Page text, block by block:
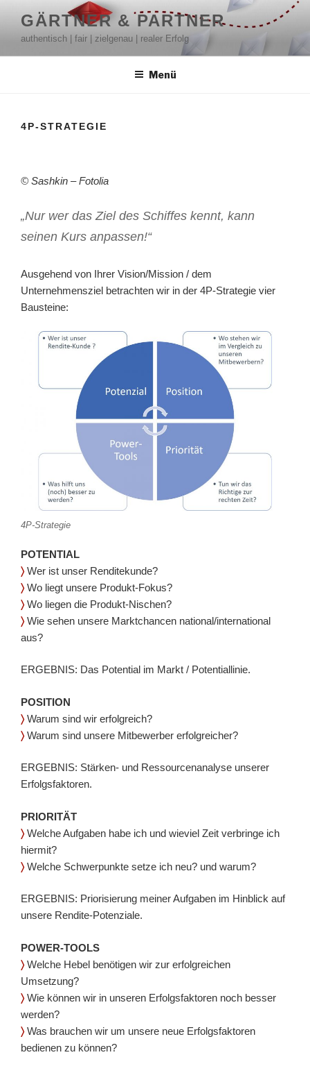
Inhalt
springen
GÄRTNER & PARTNER
authentisch | fair | zielgenau | realer Erfolg
Menü
4P-STRATEGIE
© Sashkin – Fotolia
„Nur wer das Ziel des Schiffes kennt, kann
seinen Kurs anpassen!“
Ausgehend von Ihrer Vision/Mission / dem
Unternehmensziel betrachten wir in der 4P-Strategie vier
Bausteine:
4P-Strategie
POTENTIAL
〉Wer ist unser Renditekunde?
〉Wo liegt unsere Produkt-Fokus?
〉Wo liegen die Produkt-Nischen?
〉Wie sehen unsere Marktchancen national/international
aus?
ERGEBNIS: Das Potential im Markt / Potentiallinie.
POSITION
〉Warum sind wir erfolgreich?
〉Warum sind unsere Mitbewerber erfolgreicher?
ERGEBNIS: Stärken- und Ressourcenanalyse unserer
Erfolgsfaktoren.
PRIORITÄT
〉Welche Aufgaben habe ich und wieviel Zeit verbringe ich
hiermit?
〉Welche Schwerpunkte setze ich neu? und warum?
ERGEBNIS: Priorisierung meiner Aufgaben im Hinblick auf
unsere Rendite-Potenziale.
POWER-TOOLS
〉Welche Hebel benötigen wir zur erfolgreichen
Umsetzung?
〉Wie können wir in unseren Erfolgsfaktoren noch besser
werden?
〉Was brauchen wir um unsere neue Erfolgsfaktoren
bedienen zu können?